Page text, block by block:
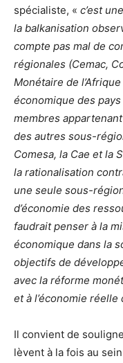
spécialiste, « c’est
la balkanisation
compte pas mal de
régionales (Cemac,
Monétaire de
économique des
membres
des autres sous-
Comesa, la Cae et la
la rationalisation
une seule sous-
d’économie des
faudrait penser à la
économique dans la
objectifs de
avec la réforme
et à l’économie
Il convient de
lèvent à la fois au